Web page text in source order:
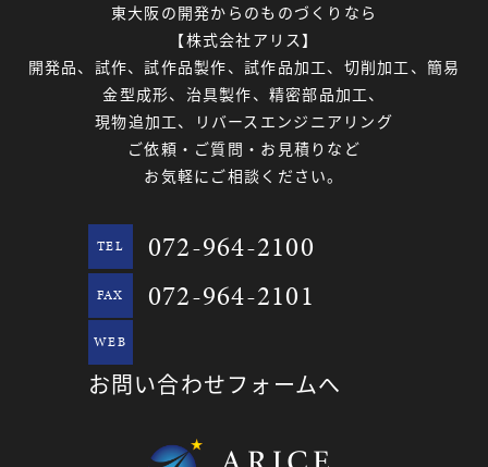
東大阪の開発からのものづくりなら
【株式会社アリス】
開発品、試作、試作品製作、試作品加工、切削加工、簡易
金型成形、治具製作、精密部品加工、
現物追加工、リバースエンジニアリング
ご依頼・ご質問・お見積りなど
お気軽にご相談ください。
TEL 072-964-2100
FAX 072-964-2101
WEB
お問い合わせフォームへ